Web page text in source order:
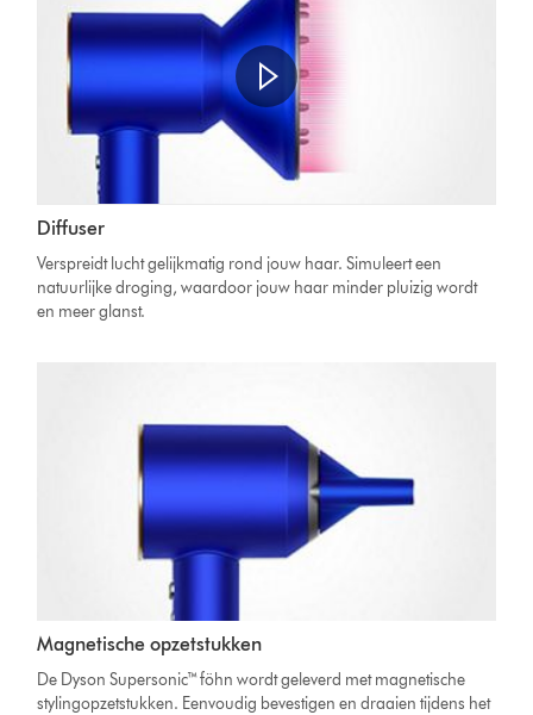
Diffuser
Verspreidt lucht gelijkmatig rond jouw haar. Simuleert een
natuurlijke droging, waardoor jouw haar minder pluizig wordt
en meer glanst.
Magnetische opzetstukken
De Dyson Supersonic™ föhn wordt geleverd met magnetische
stylingopzetstukken. Eenvoudig bevestigen en draaien tijdens het